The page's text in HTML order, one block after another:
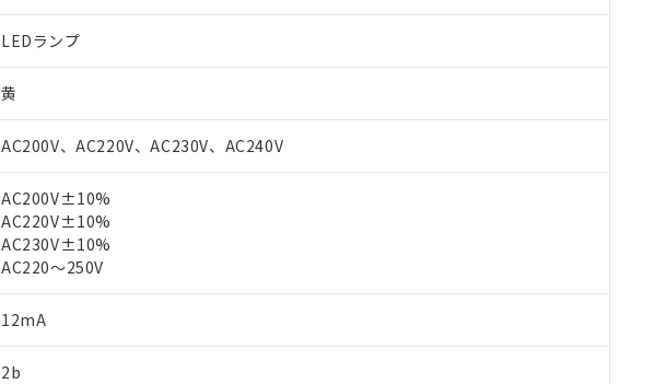
LEDランプ
黄
AC200V、AC220V、AC230V、AC240V
AC200V±10%
AC220V±10%
AC230V±10%
AC220～250V
12mA
2b
ご利用条件
以下の条件をお読みいただき、同意のうえご利用ください。
本サービスは、当社制御機器事業取扱商品の当社在庫状況および標準価格(税抜)を
※1 対応状況
対応予定なし：EU RoHS指令（10物質）の非含有に非対応の商品で、対応品を出す予定
調査・確認中：EU RoHS指令（10物質）の非含有の対応状況を調査中または確認中の商
非該当品：ライセンス料など無形物で、有害物質有無と関係のない商品です。
仕入先様の事情により、非含有部品としていたものが、含有品と判明した場合などやむ
があります。
*EU RoHS指令（10物質）：
鉛(Pb) 1000ppm以下、 水銀(Hg) 1000ppm以下、 カドミウム(Cd) 100ppm以下、
六価クロム(Cr(Ⅵ)) 1000ppm以下、ポリ臭化ビフェニル類(PBB) 1000ppm以下、ポリ臭化ジフェニルエーテル類
フタル酸ビス(2-エチルヘキシル) (DEHP)(別名：DOP) 1000ppm以下、フタル酸ブチルベンジル（BBP）
※1 中国RoHS○×表
「○」：最大均質材料含有率が中国RoHSの基準値以下であることを示します。
「－」：未確認です。当社販売部門へお問い合わせください。
当社は、これら貴社製品のうち、外国為替および外国貿易法に定める商品（以下｢
などの必要な手続きをとります。
記
号